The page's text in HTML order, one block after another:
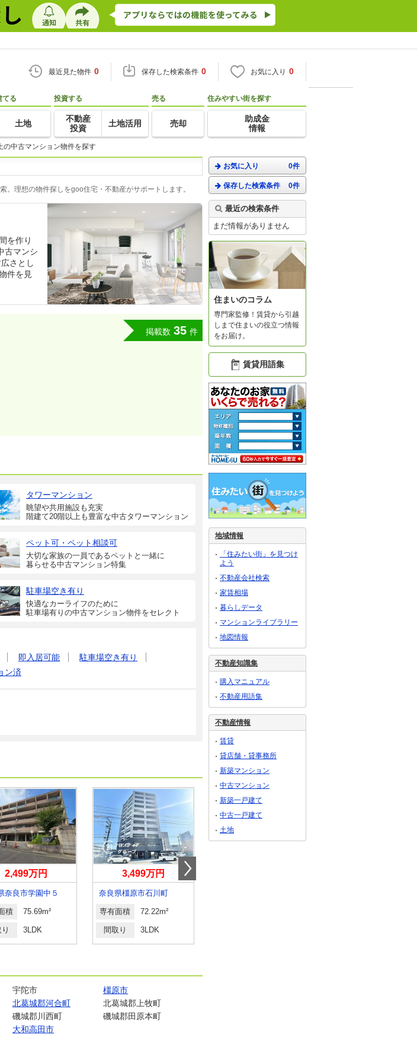
最近見た物件 0 保存した検索条件 0 お気に入り 0
てる
土地
投資する
不動産
投資
土地活用
売る
売却
住みやすい街を探す
助成金
情報
中古マンション物件を探す
理想の物件探しをgoo住宅・不動産がサポートします。
を作り
古マンシ
さとし
件を見
掲載数 35 件
タワーマンション
眺望や共用施設も充実
階建て20階以上も豊富な中古タワーマンション
ペット可・ペット相談可
大切な家族の一員であるペットと一緒に
暮らせる中古マンション特集
駐車場空き有り
快適なカーライフのために
駐車場有りの中古マンション物件をセレクト
即入居可能
駐車場空き有り
ン済
2,499万円
奈良市学園中５
積 75.69m²
3LDK
3,499万円
奈良県橿原市石川町
専有面積 72.22m²
間取り 3LDK
宇陀市
橿原市
北葛城郡河合町
北葛城郡上牧町
磯城郡川西町
磯城郡田原本町
大和高田市
お気に入り 0件
保存した検索条件 0件
最近の検索条件
まだ情報がありません
住まいのコラム
専門家監修！賃貸から引越
しまで住まいの役立つ情報
をお届け。
賃貸用語集
地域情報
「住みたい街」を見つけ
よう
不動産会社検索
家賃相場
暮らしデータ
マンションライブラリー
地図情報
不動産知識集
購入マニュアル
不動産用語集
不動産情報
賃貸
貸店舗・貸事務所
新築マンション
中古マンション
新築一戸建て
中古一戸建て
土地